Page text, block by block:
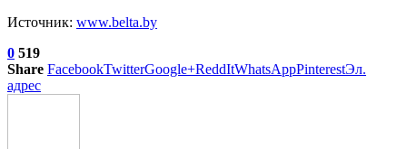
Источник: www.belta.by
0 519
Share FacebookTwitterGoogle+ReddItWhatsAppPinterestЭл.
адрес